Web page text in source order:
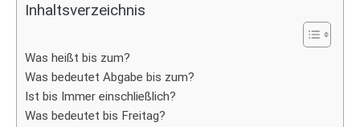
Inhaltsverzeichnis
Was heißt bis zum?
Was bedeutet Abgabe bis zum?
Ist bis Immer einschließlich?
Was bedeutet bis Freitag?